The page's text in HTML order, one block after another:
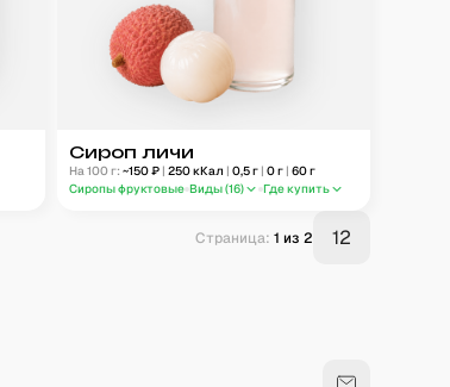
Сироп личи
На 100 г: ~150₽ | 250кКал | 0,5г | 0г | 60г
Сиропы фруктовые Виды (16) Где купить
Страница: 1 из 2 12